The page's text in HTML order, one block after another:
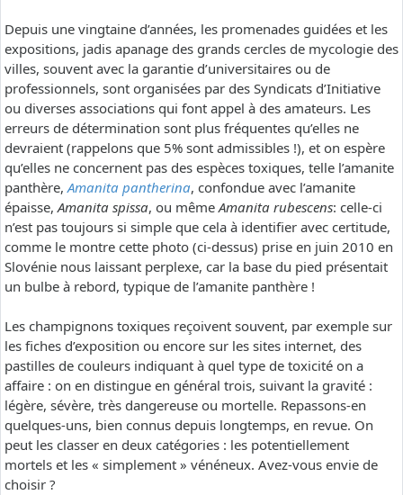
Depuis une vingtaine d’années, les promenades guidées et les
expositions, jadis apanage des grands cercles de mycologie des
villes, souvent avec la garantie d’universitaires ou de
professionnels, sont organisées par des Syndicats d’Initiative
ou diverses associations qui font appel à des amateurs. Les
erreurs de détermination sont plus fréquentes qu’elles ne
devraient (rappelons que 5% sont admissibles !), et on espère
qu’elles ne concernent pas des espèces toxiques, telle l’amanite
panthère,Amanita pantherina, confondue avec l’amanite
épaisse,Amanita spissa, ou mêmeAmanita rubescens: celle-ci
n’est pas toujours si simple que cela à identifier avec certitude,
comme le montre cette photo (ci-dessus) prise en juin 2010 en
Slovénie nous laissant perplexe, car la base du pied présentait
un bulbe à rebord, typique de l’amanite panthère !
Les champignons toxiques reçoivent souvent, par exemple sur
les fiches d’exposition ou encore sur les sites internet, des
pastilles de couleurs indiquant à quel type de toxicité on a
affaire : on en distingue en général trois, suivant la gravité :
légère, sévère, très dangereuse ou mortelle. Repassons-en
quelques-uns, bien connus depuis longtemps, en revue. On
peut les classer en deux catégories : les potentiellement
mortels et les « simplement » vénéneux. Avez-vous envie de
choisir ?